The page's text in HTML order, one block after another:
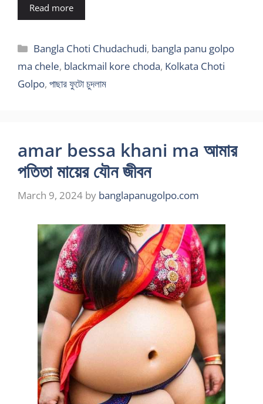
Read more
Categories
Bangla Choti Chudachudi, bangla panu golpo
ma chele, blackmail kore choda, Kolkata Choti
Golpo, পাছার ফুটো চুদলাম
amar bessa khani ma আমার
পতিতা মায়ের যৌন জীবন
March 9, 2024 by banglapanugolpo.com